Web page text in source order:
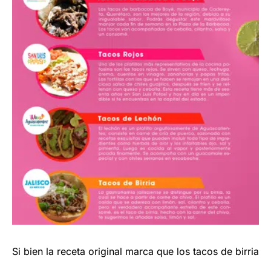
Si bien la receta original marca que los tacos de birria